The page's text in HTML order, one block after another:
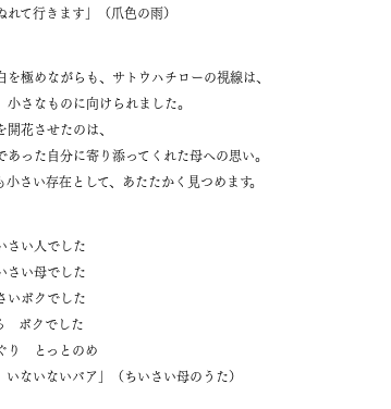
て行きます」（爪色の雨）
極めながらも、サトウハチローの視線は、
小さなものに向けられました。
花させたのは、
った自分に寄り添ってくれた母への思い。
さい存在として、あたたかく見つめます。
さい人でした
い母でした
ボクでした
ボクでした
り とっとのめ
ないないバア」（ちいさい母のうた）